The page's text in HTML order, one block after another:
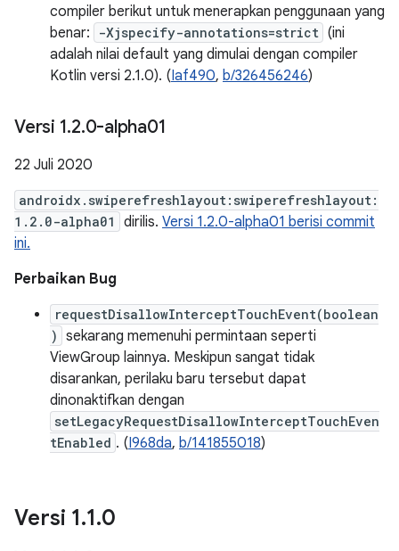
compiler berikut untuk menerapkan penggunaan yang
benar:
-Xjspecify-annotations=strict (ini
adalah nilai default yang dimulai dengan compiler
Kotlin versi 2.1.0). (Iaf490, b/326456246)
Versi 1.2.0-alpha01
22 Juli 2020
androidx.swiperefreshlayout:swiperefreshlayout:
1.2.0-alpha01
dirilis. Versi 1.2.0-alpha01 berisi commit
ini.
Perbaikan Bug
requestDisallowInterceptTouchEvent(boolean
) sekarang memenuhi permintaan seperti
ViewGroup lainnya. Meskipun sangat tidak
disarankan, perilaku baru tersebut dapat
dinonaktifkan dengan
setLegacyRequestDisallowInterceptTouchEven
tEnabled . (I968da, b/141855018)
Versi 1.1.0